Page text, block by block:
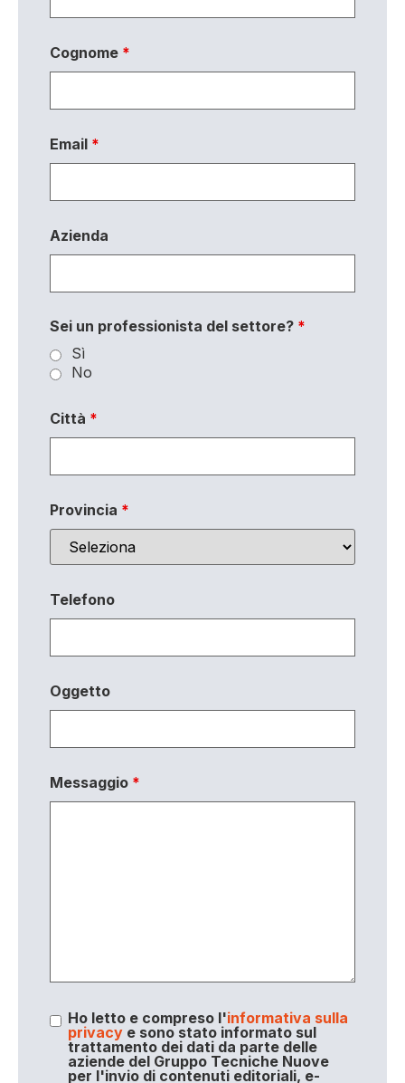
Cognome *
Email *
Azienda
Sei un professionista del settore? *
Sì
No
Città *
Provincia *
Telefono
Oggetto
Messaggio *
Ho letto e compreso l'informativa sulla
privacye sono stato informato sul
trattamento dei dati da parte delle
aziende del Gruppo Tecniche Nuove
per l'invio di contenuti editoriali, e-